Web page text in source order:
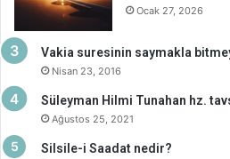
Ocak 27, 2026
Vakia suresinin saymakla
Nisan 23, 2016
Süleyman Hilmi Tunahan hz.
Ağustos 25, 2021
Silsile-i Saadat nedir?